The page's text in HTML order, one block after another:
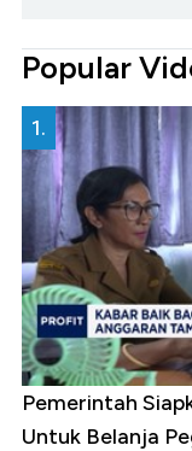
Popular
1.
Pemerintah
Untuk Belanja